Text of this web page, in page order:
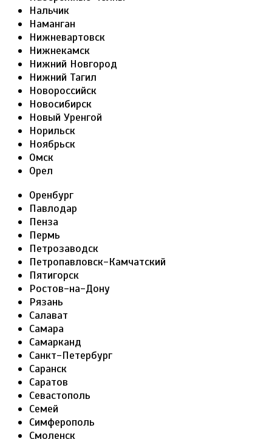
Нальчик
Наманган
Нижневартовск
Нижнекамск
Нижний Новгород
Нижний Тагил
Новороссийск
Новосибирск
Новый Уренгой
Норильск
Ноябрьск
Омск
Орел
Оренбург
Павлодар
Пенза
Пермь
Петрозаводск
Петропавловск-Камчатский
Пятигорск
Ростов-на-Дону
Рязань
Салават
Самара
Самарканд
Санкт-Петербург
Саранск
Саратов
Севастополь
Семей
Симферополь
Смоленск